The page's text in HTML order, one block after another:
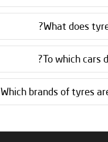
What does
To which cars
Which brands of tyres